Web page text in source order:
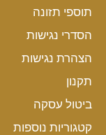
תוספי תזונה
הסדרי נגישות
הצהרת נגישות
תקנון
ביטול עסקה
קטגוריות נוספות